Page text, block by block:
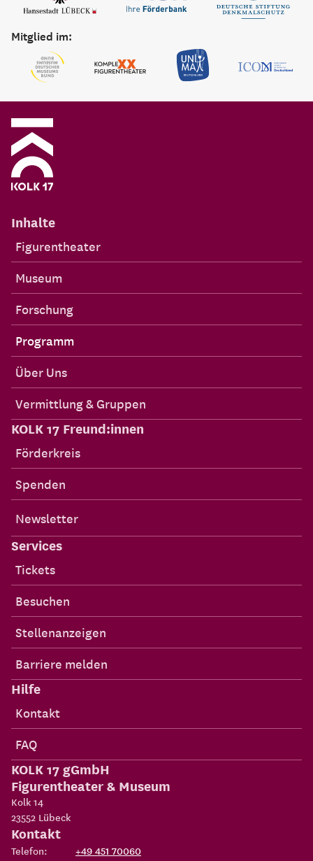
Mitglied im:
Inhalte
Figurentheater
Museum
Forschung
Programm
Über Uns
Vermittlung & Gruppen
KOLK 17 Freund:innen
Förderkreis
Spenden
Newsletter
Services
Tickets
Besuchen
Stellenanzeigen
Barriere melden
Hilfe
Kontakt
FAQ
KOLK 17 gGmbH
Figurentheater & Museum
Kolk 14
23552 Lübeck
Kontakt
Telefon:
+49 451 70060